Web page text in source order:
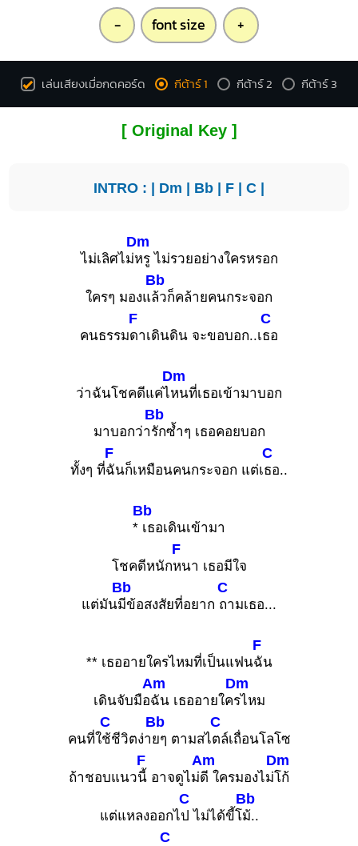
- font size +
เล่นเสียงเมื่อกดคอร์ด กีต้าร์ 1 กีต้าร์ 2 กีต้าร์ 3
[ Original Key ]
INTRO : | Dm | Bb | F | C |
ไม่เลิศไม่
Dm
หรู ไม่รวยอย่างใครหรอก
ใครๆ มองแ
Bb
ล้วก็คล้ายคนกระจอก
คนธรรม
F
ดาเดินดิน จะขอบอก..เ
C
ธอ
ว่าฉันโชคดีแค่ไ
Dm
หนที่เธอเข้ามาบอก
มาบอกว่า
Bb
รักซ้ำๆ เธอคอยบอก
ทั้งๆ ที่
F
ฉันก็เหมือนคนกระจอก แต่เ
C
ธอ..
*
Bb
เธอเดินเข้ามา
โชคดีหนัก
F
หนา เธอมีใจ
แต่มัน
Bb
มีข้อสงสัยที่อยาก
C
ถามเธอ...
** เธออายใครไหมที่เป็นแฟน
F
ฉัน
เดินจับมือ
Am
ฉัน เธออายใค
Dm
รไหม
คนที่ใ
C
ช้ชีวิตง่า
Bb
ยๆ ตามสไ
C
ตล์เถื่อนโลโซ
ถ้าชอบแนว
F
นี้ อาจดูไม่
Am
ดี ใครมองไม่
Dm
โก้
แต่แหลงออกไ
C
ป ไม่ได้ขี้โ
Bb
ม้..
C